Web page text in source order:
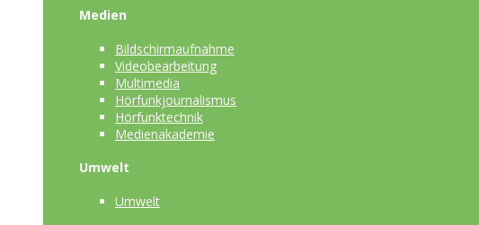
Medien
Bildschirmaufnahme
Videobearbeitung
Multimedia
Hörfunkjournalismus
Hörfunktechnik
Medienakademie
Umwelt
Umwelt